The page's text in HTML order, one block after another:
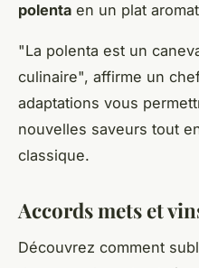
polenta en un plat
"La polenta est un
culinaire", affirme un
adaptations vous
nouvelles saveurs tout
classique.
Accords mets et
Découvrez comment